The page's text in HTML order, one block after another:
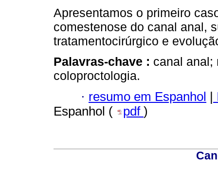
Apresentamos o primeiro
comestenose do canal anal,
tratamentocirúrgico e
Palavras-chave : canal anal;
coloproctologia.
· resumo em Espanhol |
Espanhol (
pdf )